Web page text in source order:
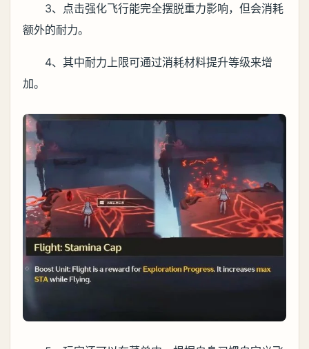
3、点击强化飞行能完全摆脱重力影响，但会消耗
额外的耐力。
4、其中耐力上限可通过消耗材料提升等级来增
加。